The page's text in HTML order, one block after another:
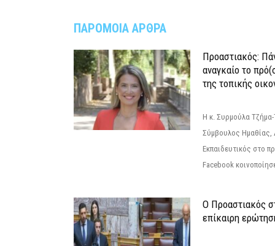
ΠΑΡΟΜΟΙΑ ΑΡΘΡΑ
Προαστιακός:
αναγκαίο το
της τοπικής
Η κ. Συρμούλα
Σύμβουλος Ημαθίας,
Εκπαιδευτικός στο
Facebook
Ο Προαστιακός
επίκαιρη